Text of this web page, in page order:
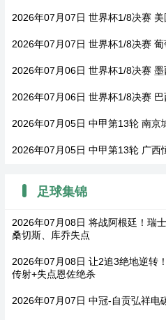
2026年07月07日 世界杯1/8决赛
2026年07月07日 世界杯1/8决赛
2026年07月06日 世界杯1/8决赛
2026年07月06日 世界杯1/8决赛
2026年07月05日 中甲第13轮 南京
2026年07月05日 中甲第13轮 广西
足球集锦
2026年07月08日 将战阿根廷！瑞
桑切斯、库乔失点
2026年07月08日 让2追3绝地逆转
传射+失点恩佐绝杀
2026年07月07日 中冠-自贡弘祥电